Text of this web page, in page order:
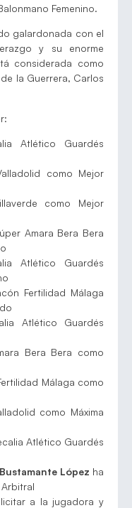
Femenino.
galardonada con el
y su enorme
considerada como
la Guerrera, Carlos
Atlético Guardés
como Mejor
como Mejor
Amara Bera Bera
Atlético Guardés
Fertilidad Málaga
Atlético Guardés
Bera Bera como
Málaga como
como Máxima
Atlético Guardés
López ha
a la jugadora y